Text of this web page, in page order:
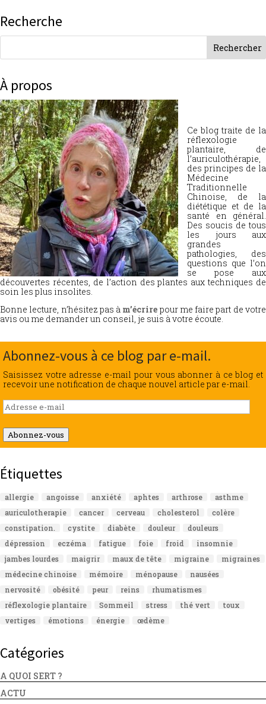
Recherche
À propos
Ce blog traite de la
réflexologie
plantaire, de
l’auriculothérapie,
des principes de la
Médecine
Traditionnelle
Chinoise, de la
diététique et de la
santé en général.
Des soucis de tous
les jours aux
grandes
pathologies, des
questions que l’on
se pose aux
découvertes récentes, de l’action des plantes aux techniques de
soin les plus insolites.
Bonne lecture, n’hésitez pas à m’écrire pour me faire part de votre
avis ou me demander un conseil, je suis à votre écoute.
Abonnez-vous à ce blog par e-mail.
Saisissez votre adresse e-mail pour vous abonner à ce blog et
recevoir une notification de chaque nouvel article par e-mail.
Adresse
e-
mail
Abonnez-vous
Étiquettes
allergie angoisse anxiété aphtes arthrose
asthme
auriculotherapie
cancer cerveau cholesterol
colère
constipation.
cystite diabète douleur
douleurs
dépression
eczéma fatigue foie froid
insomnie
jambes lourdes
maigrir maux de tête migraine
migraines
médecine chinoise
mémoire ménopause
nausées
nervosité
obésité peur reins
rhumatismes
réflexologie plantaire
Sommeil stress thé vert
toux
vertiges
émotions énergie œdème
Catégories
A QUOI SERT ?
ACTU